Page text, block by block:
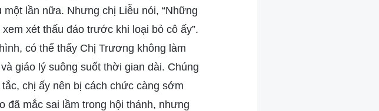
lần nữa. Nhưng chị Liễu nói, “Những
xét thấu đáo trước khi loại bỏ cô ấy”.
có thể thấy Chị Trương không làm
giáo lý suông suốt thời gian dài. Chúng
chị ấy nên bị cách chức càng sớm
đã mắc sai lầm trong hội thánh, nhưng